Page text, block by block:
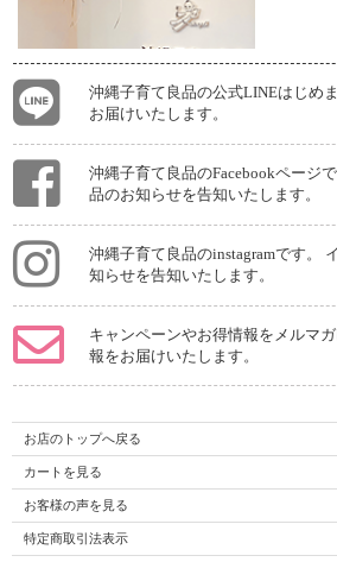
沖縄子育て良品の公式LINEはじめ
お届けいたします。
沖縄子育て良品のFacebookページ
品のお知らせを告知いたします。
沖縄子育て良品のinstagramです。
知らせを告知いたします。
キャンペーンやお得情報をメルマ
報をお届けいたします。
お店のトップへ戻る
カートを見る
お客様の声を見る
特定商取引法表示